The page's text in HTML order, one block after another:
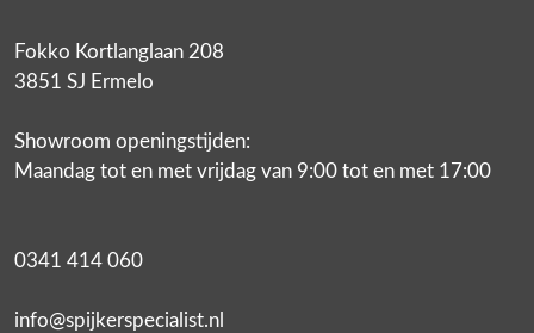
Fokko Kortlanglaan 208
3851 SJ Ermelo
Showroom openingstijden:
Maandag tot en met vrijdag van 9:00 tot en met 17:00
0341 414 060
info@spijkerspecialist.nl